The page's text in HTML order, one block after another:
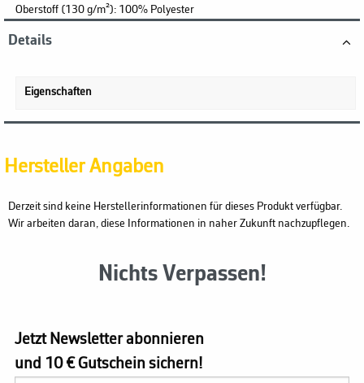
Oberstoff (130 g/m²): 100% Polyester
Details
Eigenschaften
Hersteller Angaben
Derzeit sind keine Herstellerinformationen für dieses Produkt verfügbar.
Wir arbeiten daran, diese Informationen in naher Zukunft nachzupflegen.
Nichts Verpassen!
Jetzt Newsletter abonnieren
und 10 € Gutschein sichern!